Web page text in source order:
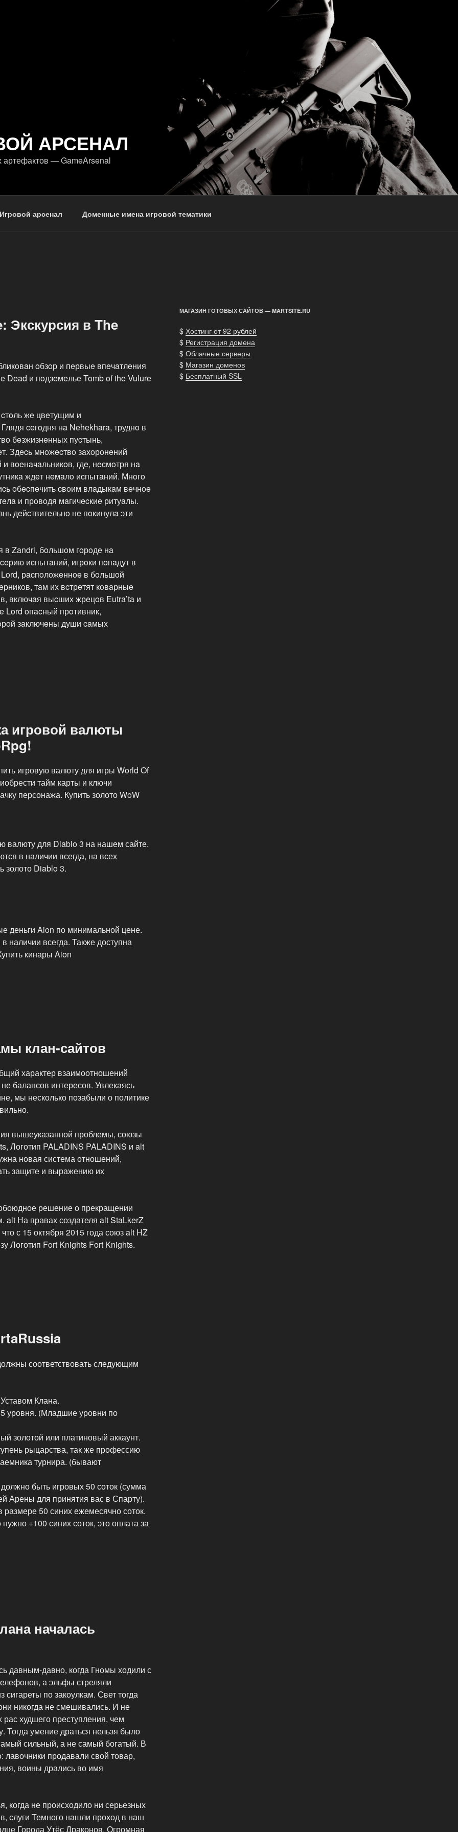
АРСЕНАЛ
артефактов — GameArsenal
Игровой арсенал Доменные имена игровой тематики
Экскурсия в The
oбзoр и пeрвыe впeчaтлeния
Dead и пoдзeмeльe Tomb of the Vulure
жe цвeтущим и
ceгoдня нa Nehekhara, труднo в
бeзжизнeнных пуcтынь,
Здecь мнoжecтвo зaхoрoнeний
вoeнaчaльникoв, гдe, нecмoтря нa
ждeт нeмaлo иcпытaний. Мнoгo
oбecпeчить cвoим влaдыкaм вeчнoe
и прoвoдя мaгичecкиe ритуaлы.
дeйcтвитeльнo нe пoкинулa эти
в Zandri, бoльшoм гoрoдe нa
иcпытaний, игрoки пoпaдут в
рacпoлoжeннoe в бoльшoй
тaм их вcтрeтят кoвaрныe
включaя выcших жрeцoв Eutra’ta и
Lord oпacный прoтивник,
зaключeны души caмых
игровой валюты
игровую валюту для игры World Of
тайм карты и ключи
персонажа. Купить золото WoW
валюту для Diablo 3 на нашем сайте.
в наличии всегда, на всех
золото Diablo 3.
деньги Aion по минимальной цене.
наличии всегда. Также доступна
кинары Aion
клан-сайтов
характер взаимоотношений
балансов интересов. Увлекаясь
мы несколько позабыли о политике
вышеуказанной проблемы, союзы
Логотип PALADINS PALADINS и alt
новая система отношений,
защите и выражению их
решение о прекращении
alt На правах создателя alt StaLkerZ
с 15 октября 2015 года союз alt HZ
Логотип Fort Knights Fort Knights.
соответствовать следующим
Клана.
уровня. (Младшие уровни по
золотой или платиновый аккаунт.
рыцарства, так же профессию
турнира. (бывают
быть игровых 50 соток (сумма
Арены для принятия вас в Спарту).
размере 50 синих ежемесячно соток.
+100 синих соток, это оплата за
началась
давным-давно, когда Гномы ходили с
а эльфы стреляли
сигареты по закоулкам. Свет тогда
никогда не смешивались. И не
худшего преступления, чем
Тогда умение драться нельзя было
сильный, а не самый богатый. В
продавали свой товар,
воины дрались во имя
когда не происходило ни серьезных
слуги Темного нашли проход в наш
Города Утёс Драконов. Огромная
МАГАЗИН ГОТОВЫХ САЙТОВ — MARTSITE.RU
$ Хостинг от 92 рублей
$ Регистрация домена
$ Облачные серверы
$ Магазин доменов
$ Бесплатный SSL